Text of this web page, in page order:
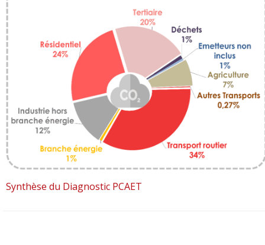
Synthèse du Diagnostic PCAET